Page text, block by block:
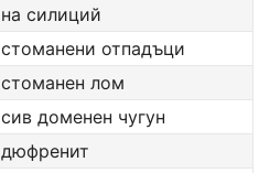
на силиций
стоманени отпадъци
стоманен лом
сив доменен чугун
дюфренит